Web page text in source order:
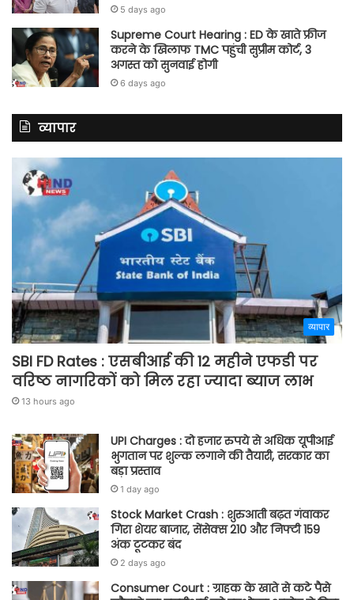
5 days ago
Supreme Court Hearing : ED के खाते फ्रीज
करने के खिलाफ TMC पहुंची सुप्रीम कोर्ट, 3
अगस्त को सुनवाई होगी
6 days ago
व्यापार
व्यापार
SBI FD Rates : एसबीआई की 12 महीने एफडी पर
वरिष्ठ नागरिकों को मिल रहा ज्यादा ब्याज लाभ
13 hours ago
UPI Charges : दो हजार रुपये से अधिक यूपीआई
भुगतान पर शुल्क लगाने की तैयारी, सरकार का
बड़ा प्रस्ताव
1 day ago
Stock Market Crash : शुरुआती बढ़त गंवाकर
गिरा शेयर बाजार, सेंसेक्स 210 और निफ्टी 159
अंक टूटकर बंद
2 days ago
Consumer Court : ग्राहक के खाते से कटे पैसे